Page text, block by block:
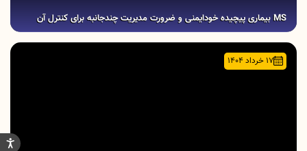
MS بیماری پیچیده‌ خودایمنی و ضرورت مدیریت چند‌جانبه برای کنترل آن
17 خرداد 1404